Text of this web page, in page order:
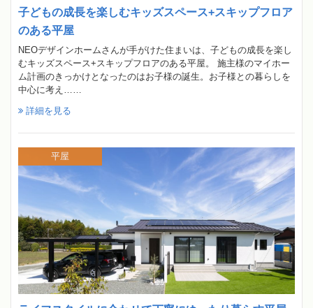
子どもの成長を楽しむキッズスペース+スキップフロア
のある平屋
NEOデザインホームさんが手がけた住まいは、子どもの成長を楽し
むキッズスペース+スキップフロアのある平屋。 施主様のマイホー
ム計画のきっかけとなったのはお子様の誕生。お子様との暮らしを
中心に考え……
詳細を見る
平屋